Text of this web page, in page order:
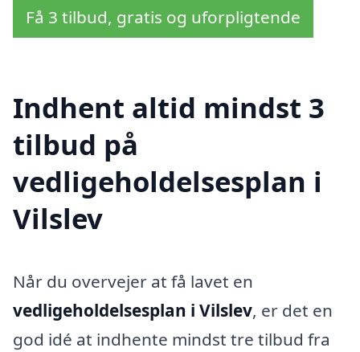
Få 3 tilbud, gratis og uforpligtende
Indhent altid mindst 3
tilbud på
vedligeholdelsesplan i
Vilslev
Når du overvejer at få lavet en
vedligeholdelsesplan i Vilslev, er det en
god idé at indhente mindst tre tilbud fra